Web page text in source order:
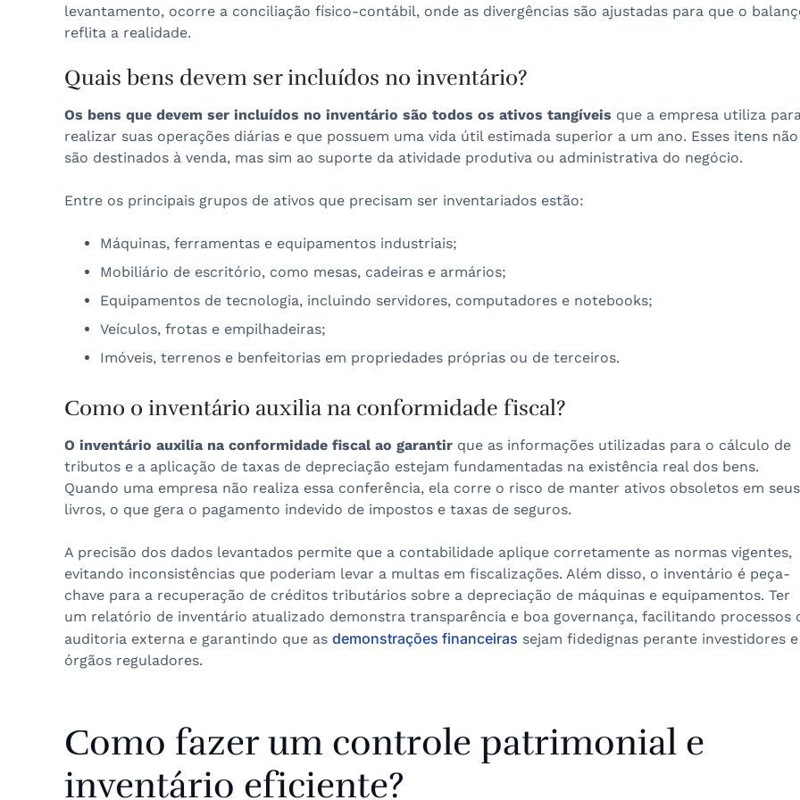
levantamento, ocorre a conciliação físico-contábil, onde as divergências são ajustadas para que o
reflita a realidade.
Quais bens devem ser incluídos no inventário?
Os bens que devem ser incluídos no inventário são todos os ativos tangíveis que a empresa utiliza
realizar suas operações diárias e que possuem uma vida útil estimada superior a um ano. Esses itens não
são destinados à venda, mas sim ao suporte da atividade produtiva ou administrativa do negócio.
Entre os principais grupos de ativos que precisam ser inventariados estão:
Máquinas, ferramentas e equipamentos industriais;
Mobiliário de escritório, como mesas, cadeiras e armários;
Equipamentos de tecnologia, incluindo servidores, computadores e notebooks;
Veículos, frotas e empilhadeiras;
Imóveis, terrenos e benfeitorias em propriedades próprias ou de terceiros.
Como o inventário auxilia na conformidade fiscal?
O inventário auxilia na conformidade fiscal ao garantir que as informações utilizadas para o cálculo de
tributos e a aplicação de taxas de depreciação estejam fundamentadas na existência real dos bens.
Quando uma empresa não realiza essa conferência, ela corre o risco de manter ativos obsoletos em seus
livros, o que gera o pagamento indevido de impostos e taxas de seguros.
A precisão dos dados levantados permite que a contabilidade aplique corretamente as normas vigentes,
evitando inconsistências que poderiam levar a multas em fiscalizações. Além disso, o inventário é peça-
chave para a recuperação de créditos tributários sobre a depreciação de máquinas e equipamentos. Ter
um relatório de inventário atualizado demonstra transparência e boa governança, facilitando processos
auditoria externa e garantindo que as demonstrações financeiras sejam fidedignas perante investidores e
órgãos reguladores.
Como fazer um controle patrimonial e
inventário eficiente?